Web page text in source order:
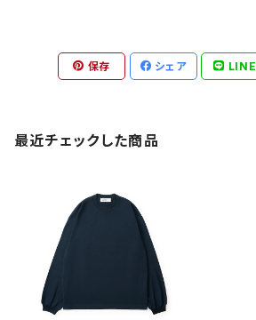
保存 シェア LINE
最近チェックした商品